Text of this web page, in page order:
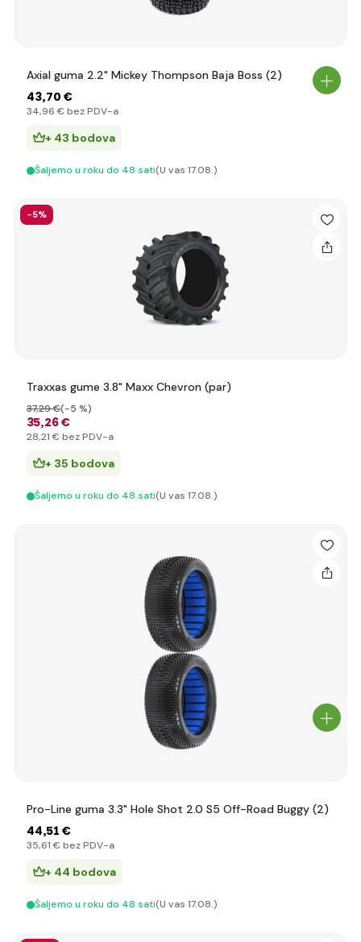
Axial guma 2.2" Mickey Thompson Baja Boss (2)
43,70 €
34,96 € bez PDV-a
+ 43 bodova
Šaljemo u roku do 48 sati(U vas 17.08.)
-5%
Traxxas gume 3.8" Maxx Chevron (par)
35,26 €
37,29 €(-5 %)
28,21 € bez PDV-a
+ 35 bodova
Šaljemo u roku do 48 sati(U vas 17.08.)
Pro-Line guma 3.3" Hole Shot 2.0 S5 Off-Road Buggy (2)
44,51 €
35,61 € bez PDV-a
+ 44 bodova
Šaljemo u roku do 48 sati(U vas 17.08.)